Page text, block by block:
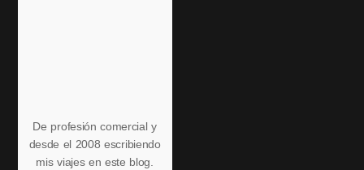
De profesión comercial y
desde el 2008 escribiendo
mis viajes en este blog.